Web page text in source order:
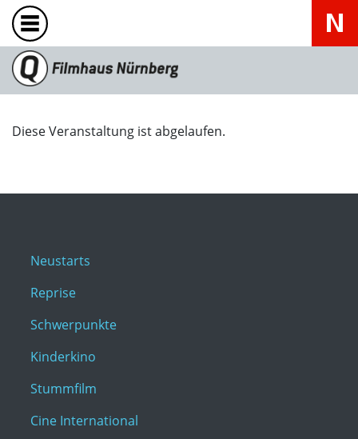
Diese Veranstaltung ist abgelaufen.
Neustarts
Reprise
Schwerpunkte
Kinderkino
Stummfilm
Cine International